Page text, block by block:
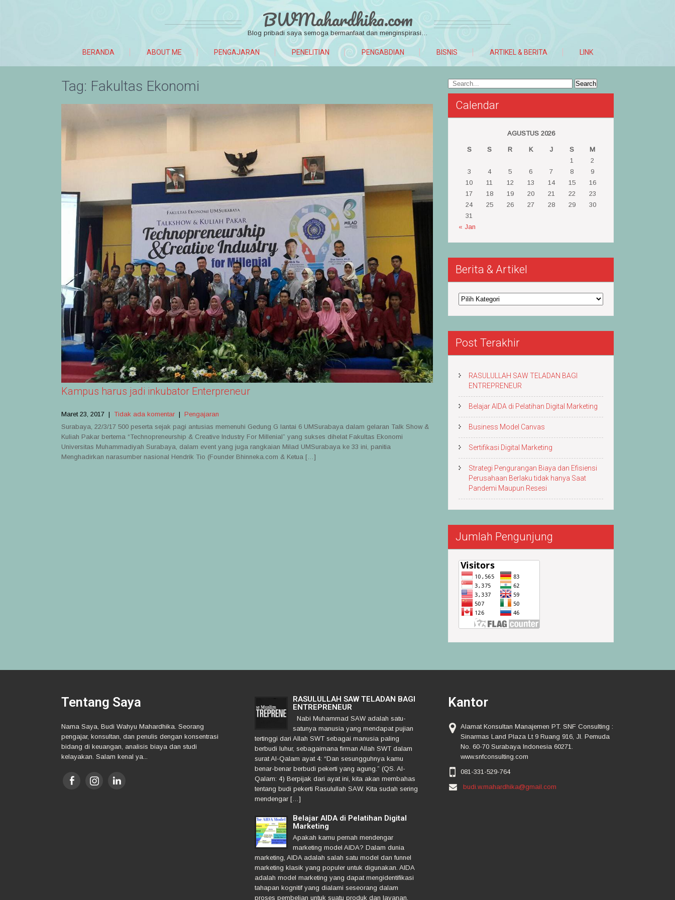
BWMahardhika.com
Blog pribadi saya semoga bermanfaat dan menginspirasi…
BERANDA ABOUT ME PENGAJARAN PENELITIAN PENGABDIAN BISNIS ARTIKEL & BERITA LINK
Tag: Fakultas Ekonomi
Kampus harus jadi inkubator Enterpreneur
Maret 23, 2017 | Tidak ada komentar | Pengajaran
Surabaya, 22/3/17 500 peserta sejak pagi antusias memenuhi Gedung G lantai 6 UMSurabaya dalam gelaran Talk Show &
Kuliah Pakar bertema “Technopreneurship & Creative Industry For Millenial” yang sukses dihelat Fakultas Ekonomi
Universitas Muhammadiyah Surabaya, dalam event yang juga rangkaian Milad UMSurabaya ke 33 ini, panitia
Menghadirkan narasumber nasional Hendrik Tio (Founder Bhinneka.com & Ketua […]
Calendar
AGUSTUS 2026
S S R K J S
M
1
2
3
4 5 6 7 8
9
10
11 12 13 14 15
16
17
18 19 20 21 22
23
24
25 26 27 28 29
30
31
« Jan
Berita & Artikel
Berita
&
Artikel
Post Terakhir
RASULULLAH SAW TELADAN BAGI
ENTREPRENEUR
Belajar AIDA di Pelatihan Digital Marketing
Business Model Canvas
Sertifikasi Digital Marketing
Strategi Pengurangan Biaya dan Efisiensi
Perusahaan Berlaku tidak hanya Saat
Pandemi Maupun Resesi
Jumlah Pengunjung
Tentang Saya
Nama Saya, Budi Wahyu Mahardhika. Seorang
pengajar, konsultan, dan penulis dengan konsentrasi
bidang di keuangan, analisis biaya dan studi
kelayakan. Salam kenal ya...
RASULULLAH SAW TELADAN BAGI
ENTREPRENEUR
Nabi Muhammad SAW adalah satu-
satunya manusia yang mendapat pujian
tertinggi dari Allah SWT sebagai manusia paling
berbudi luhur, sebagaimana firman Allah SWT dalam
surat Al-Qalam ayat 4: “Dan sesungguhnya kamu
benar-benar berbudi pekerti yang agung.” (QS. Al-
Qalam: 4) Berpijak dari ayat ini, kita akan membahas
tentang budi pekerti Rasulullah SAW. Kita sudah sering
mendengar […]
Belajar AIDA di Pelatihan Digital
Marketing
Apakah kamu pernah mendengar
marketing model AIDA? Dalam dunia
marketing, AIDA adalah salah satu model dan funnel
marketing klasik yang populer untuk digunakan. AIDA
adalah model marketing yang dapat mengidentifikasi
tahapan kognitif yang dialami seseorang dalam
proses pembelian untuk suatu produk dan layanan.
Kantor
Alamat Konsultan Manajemen PT. SNF Consulting :
Sinarmas Land Plaza Lt 9 Ruang 916, Jl. Pemuda
No. 60-70 Surabaya Indonesia 60271.
www.snfconsulting.com
081-331-529-764
budi.w.mahardhika@gmail.com